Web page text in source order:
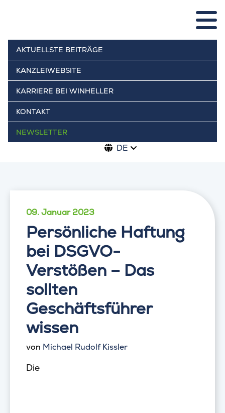
AKTUELLSTE BEITRÄGE
KANZLEIWEBSITE
KARRIERE BEI WINHELLER
KONTAKT
NEWSLETTER
DE
09. Januar 2023
Persönliche Haftung
bei DSGVO-
Verstößen – Das
sollten
Geschäftsführer
wissen
von Michael Rudolf Kissler
Die